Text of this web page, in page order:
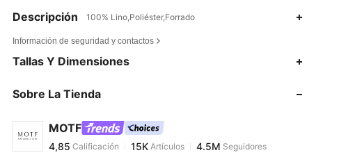
Descripción 100% Lino,Poliéster,Forrado
Información de seguridad y contactos
Tallas Y Dimensiones
Sobre La Tienda
MOTF
4,85
4,85
Calificación 15KArtículos
m***spagadoHace 1 día